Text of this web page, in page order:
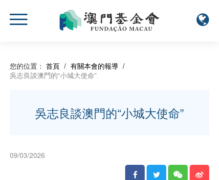
您的位置： 首頁 / 有關本會的報導 /
吳志良談澳門的“小城大使命”
吳志良談澳門的“小城大使命”
09/03/2026